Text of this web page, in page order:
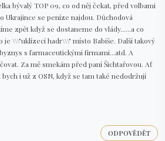
bývalý TOP 09, co od něj čekat, před volbami
Ukrajince se peníze najdou. Důchodová
zpět když se dostaneme do vlády......a co
je \\\"uklízecí hadr\\\" místo Babiše. Další takový
s farmaceutickými firmami...atd. A
Za mě smekám před paní Šichtařovou. Ať
i už z OSN, když se tam také nedodržují
ODPOVĚDĚT